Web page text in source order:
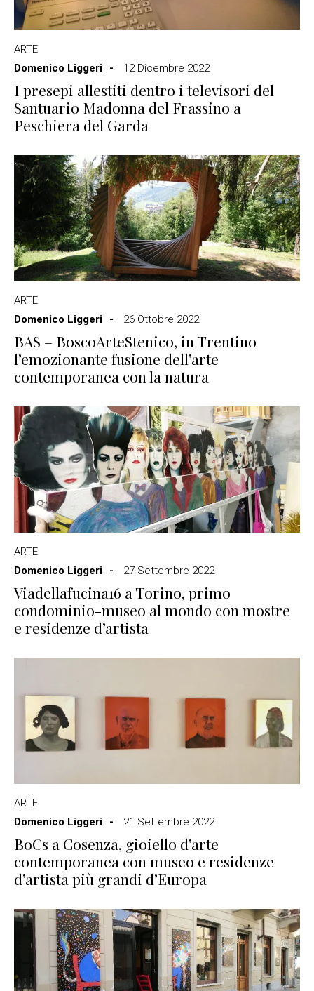
ARTE
Domenico Liggeri
12 Dicembre 2022
I presepi allestiti dentro i televisori del
Santuario Madonna del Frassino a
Peschiera del Garda
ARTE
Domenico Liggeri
26 Ottobre 2022
BAS – BoscoArteStenico, in Trentino
l’emozionante fusione dell’arte
contemporanea con la natura
ARTE
Domenico Liggeri
27 Settembre 2022
Viadellafucina16 a Torino, primo
condominio-museo al mondo con mostre
e residenze d’artista
ARTE
Domenico Liggeri
21 Settembre 2022
BoCs a Cosenza, gioiello d’arte
contemporanea con museo e residenze
d’artista più grandi d’Europa